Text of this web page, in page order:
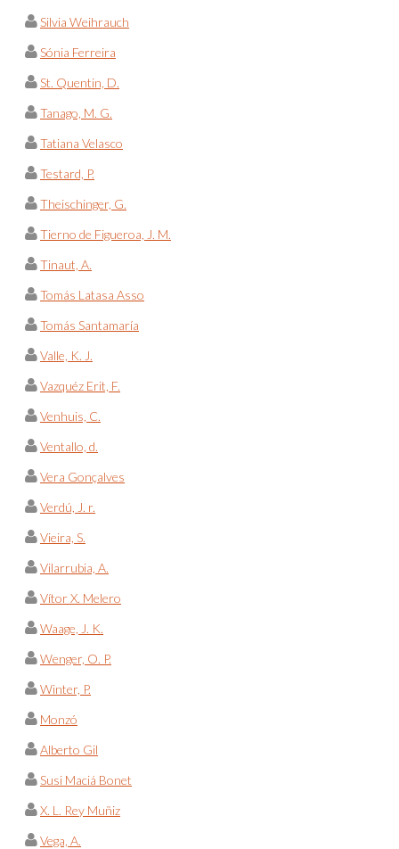
Silvia Weihrauch
Sónia Ferreira
St. Quentin, D.
Tanago, M. G.
Tatiana Velasco
Testard, P.
Theischinger, G.
Tierno de Figueroa, J. M.
Tinaut, A.
Tomás Latasa Asso
Tomás Santamaría
Valle, K. J.
Vazquéz Erit, F.
Venhuis, C.
Ventallo, d.
Vera Gonçalves
Verdú, J. r.
Vieira, S.
Vilarrubia, A.
Vítor X. Melero
Waage, J. K.
Wenger, O. P.
Winter, P.
Monzó
Alberto Gil
Susi Maciá Bonet
X. L. Rey Muñiz
Vega, A.